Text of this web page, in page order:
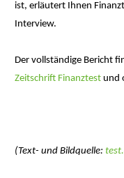
ist, erläutert Ihnen
Interview.
Der vollständige Bericht
Zeitschrift Finanztest und
(Text- und Bildquelle: